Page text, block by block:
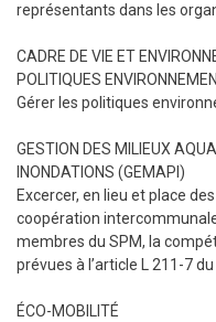
représentants dans les
CADRE DE VIE ET
POLITIQUES
Gérer les politiques
GESTION DES MILIEUX
INONDATIONS (GEMAPI)
Excercer, en lieu et place
coopération
membres du SPM, la
prévues à l’article L 211-7
ÉCO-MOBILITÉ